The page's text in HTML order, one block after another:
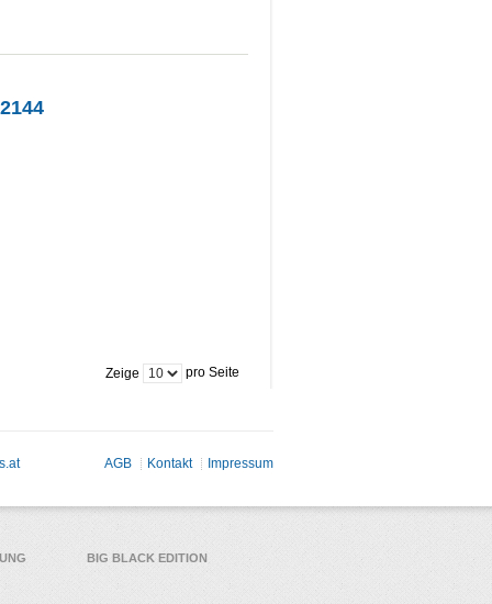
Zeige pro Seite
Impressum
Kontakt
AGB
BIG BLACK EDITION